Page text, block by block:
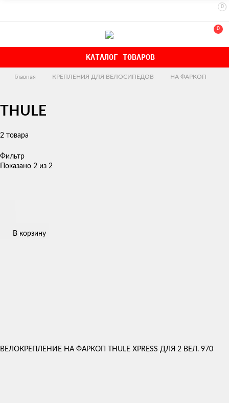
0
0
КАТАЛОГ ТОВАРОВ
Главная КРЕПЛЕНИЯ ДЛЯ ВЕЛОСИПЕДОВ НА ФАРКОП
THULE
2 товара
Фильтр
Показано 2 из 2
В корзину
ВЕЛОКРЕПЛЕНИЕ НА ФАРКОП THULE XPRESS ДЛЯ 2 ВЕЛ. 970